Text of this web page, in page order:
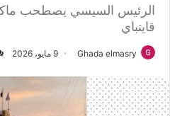
الرئيس السيسي يصطحب
قايتباي
Ghada elmasry 9 مايو، 2026